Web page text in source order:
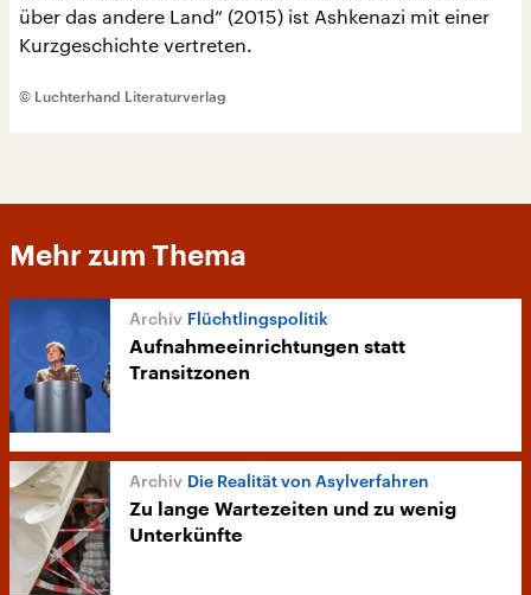
über das andere Land“ (2015) ist Ashkenazi mit einer
Kurzgeschichte vertreten.
© Luchterhand Literaturverlag
Mehr zum Thema
Flüchtlingspolitik
Aufnahmeeinrichtungen statt
Transitzonen
Die Realität von Asylverfahren
Zu lange Wartezeiten und zu wenig
Unterkünfte